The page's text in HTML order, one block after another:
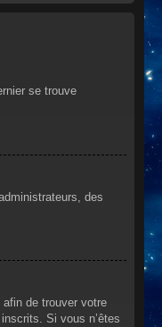
se trouve
des
afin de trouver votre
Si vous n’êtes